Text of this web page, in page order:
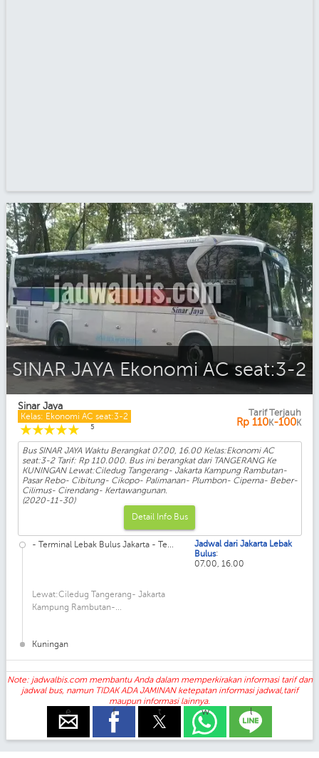
SINAR JAYA Ekonomi AC seat:3-2
Sinar Jaya
Kelas: Ekonomi AC seat:3-2
☆
☆
☆
☆
☆ 5
Tarif Terjauh
Rp 110K-100K
Bus SINAR JAYA Waktu Berangkat 07.00, 16.00 Kelas:Ekonomi AC
seat:3-2 Tarif: Rp 110.000. Bus ini berangkat dari TANGERANG Ke
KUNINGAN Lewat:Ciledug Tangerang- Jakarta Kampung Rambutan-
Pasar Rebo- Cibitung- Cikopo- Palimanan- Plumbon- Ciperna- Beber-
Cilimus- Cirendang- Kertawangunan.
(2020-11-30)
Detail Info Bus
- Terminal Lebak Bulus Jakarta - Te...
Lewat:Ciledug Tangerang- Jakarta
Kampung Rambutan-...
Kuningan
Jadwal dari Jakarta Lebak
Bulus:
07.00, 16.00
Note: jadwalbis.com membantu Anda dalam memperkirakan informasi tarif dan
jadwal bus, namun TIDAK ADA JAMINAN ketepatan informasi jadwal,tarif
maupun informasi lainnya.
e f t w l